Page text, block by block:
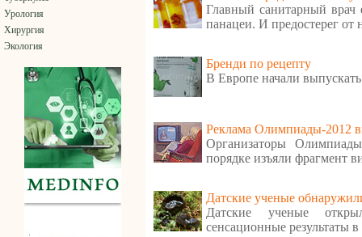
Урология
Хирургия
Экология
Главный санитарный врач
панацеи. И предостерег
Бренди по рецепту
В Европе начали
Реклама Олимпиады-2012
Организаторы
порядке изъяли фрагмент
Датские ученые
Датские ученые
сенсационные результаты